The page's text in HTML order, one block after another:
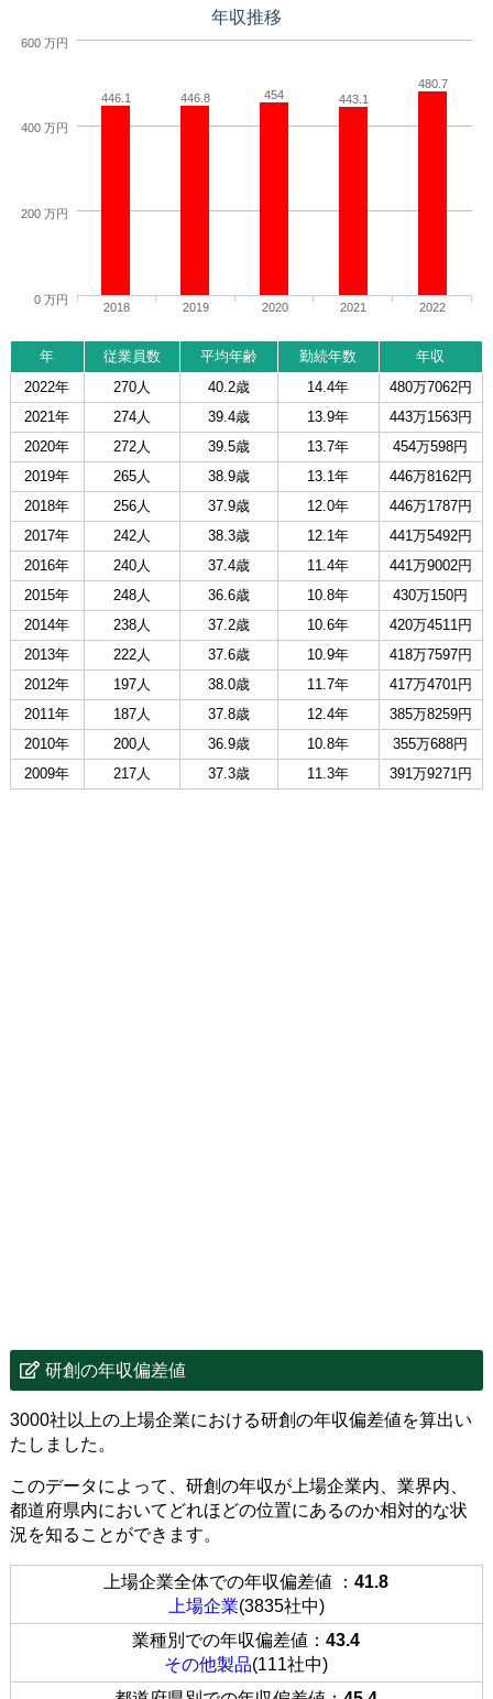
年収推移
446.1 446.8 454 443.1
480.7
2018 2019 2020 2021 2022
0 万円
200 万円
400 万円
600 万円
年 従業員数 平均年齢 勤続年数
年収
2022年
270人 40.2歳 14.4年
480万7062円
2021年
274人 39.4歳 13.9年
443万1563円
2020年
272人 39.5歳 13.7年
454万598円
2019年
265人 38.9歳 13.1年
446万8162円
2018年
256人 37.9歳 12.0年
446万1787円
2017年
242人 38.3歳 12.1年
441万5492円
2016年
240人 37.4歳 11.4年
441万9002円
2015年
248人 36.6歳 10.8年
430万150円
2014年
238人 37.2歳 10.6年
420万4511円
2013年
222人 37.6歳 10.9年
418万7597円
2012年
197人 38.0歳 11.7年
417万4701円
2011年
187人 37.8歳 12.4年
385万8259円
2010年
200人 36.9歳 10.8年
355万688円
2009年
217人 37.3歳 11.3年 391万9271円
研創の年収偏差値
3000社以上の上場企業における研創の年収偏差値を算出い
たしました。
このデータによって、研創の年収が上場企業内、業界内、
都道府県内においてどれほどの位置にあるのか相対的な状
況を知ることができます。
上場企業全体での年収偏差値 ：41.8
上場企業(3835社中)
業種別での年収偏差値：43.4
その他製品(111社中)